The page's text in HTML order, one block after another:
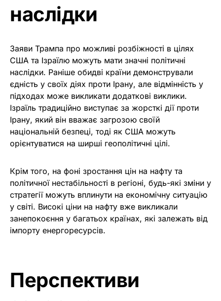
наслідки
Заяви Трампа про можливі розбіжності в цілях
США та Ізраїлю можуть мати значні політичні
наслідки. Раніше обидві країни демонстрували
єдність у своїх діях проти Ірану, але відмінність у
підходах може викликати додаткові виклики.
Ізраїль традиційно виступає за жорсткі дії проти
Ірану, який він вважає загрозою своїй
національній безпеці, тоді як США можуть
орієнтуватися на ширші геополітичні цілі.
Крім того, на фоні зростання цін на нафту та
політичної нестабільності в регіоні, будь-які зміни у
стратегії можуть вплинути на економічну ситуацію
у світі. Високі ціни на нафту вже викликали
занепокоєння у багатьох країнах, які залежать від
імпорту енергоресурсів.
Перспективи